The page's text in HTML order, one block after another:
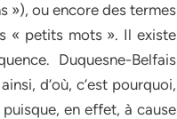
»), ou encore des termes
« petits mots ». Il existe
Duquesne-Belfais
d’où, c’est pourquoi,
en effet, à cause